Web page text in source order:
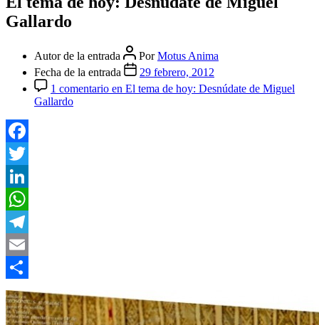
Gallardo
Autor de la entrada PorMotus Anima
Fecha de la entrada
29 febrero, 2012
1 comentario en El tema de hoy: Desnúdate de Miguel
Gallardo
Facebook
Twitter
LinkedIn
WhatsApp
Telegram
Email
Compartir